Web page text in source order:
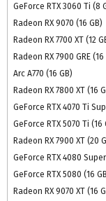
GeForce RTX 3060 Ti (8
Radeon RX 9070 (16 GB)
Radeon RX 7700 XT (12
Radeon RX 7900 GRE (16
Arc A770 (16 GB)
Radeon RX 7800 XT (16
GeForce RTX 4070 Ti
GeForce RTX 5070 Ti (16
Radeon RX 7900 XT (20
GeForce RTX 4080
GeForce RTX 5080 (16
Radeon RX 9070 XT (16